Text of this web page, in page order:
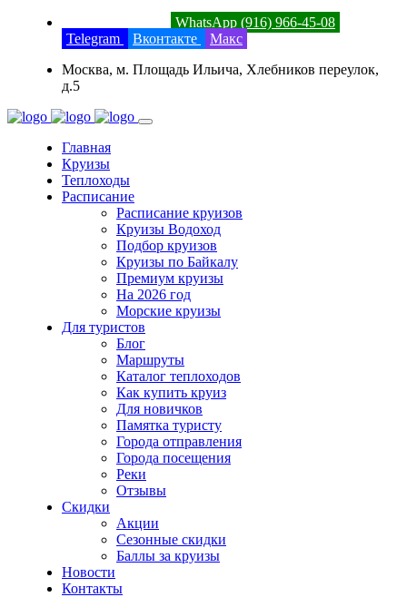
WhatsApp (916) 966-45-08
Telegram
Вконтакте
Макс
Москва, м. Площадь Ильича, Хлебников переулок,
д.5
Главная
Круизы
Теплоходы
Расписание
Расписание круизов
Круизы Водоход
Подбор круизов
Круизы по Байкалу
Премиум круизы
На 2026 год
Морские круизы
Для туристов
Блог
Маршруты
Каталог теплоходов
Как купить круиз
Для новичков
Памятка туристу
Города отправления
Города посещения
Реки
Отзывы
Скидки
Акции
Сезонные скидки
Баллы за круизы
Новости
Контакты